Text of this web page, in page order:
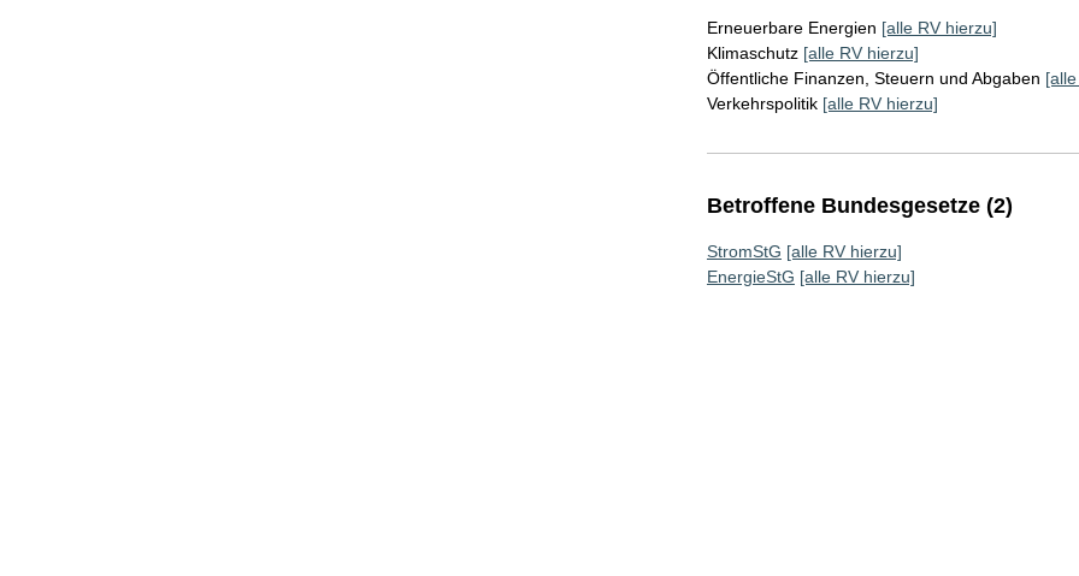
Erneuerbare Energien [alle RV hierzu]
Klimaschutz [alle RV hierzu]
Öffentliche Finanzen, Steuern und Abgaben
Verkehrspolitik [alle RV hierzu]
Betroffene Bundesgesetze (2)
StromStG [alle RV hierzu]
EnergieStG [alle RV hierzu]